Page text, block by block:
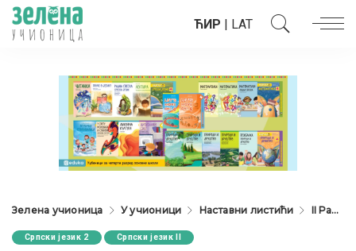
ЋИР | LAT
Зелена учионица У учионици Наставни листићи II Разред
Српски језик 2 Српски језик II